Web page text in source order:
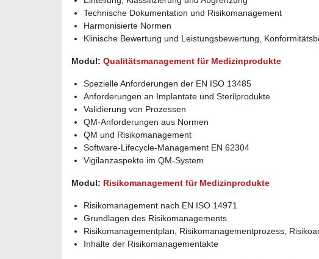
Technische Dokumentation und Risikomanagement
Harmonisierte Normen
Klinische Bewertung und Leistungsbewertung,
Modul: Qualitätsmanagement für Medizinprodukte
Spezielle Anforderungen der EN ISO 13485
Anforderungen an Implantate und Sterilprodukte
Validierung von Prozessen
QM-Anforderungen aus Normen
QM und Risikomanagement
Software-Lifecycle-Management EN 62304
Vigilanzaspekte im QM-System
Modul: Risikomanagement für Medizinprodukte
Risikomanagement nach EN ISO 14971
Grundlagen des Risikomanagements
Risikomanagementplan, Risikomanagementprozess,
Inhalte der Risikomanagementakte